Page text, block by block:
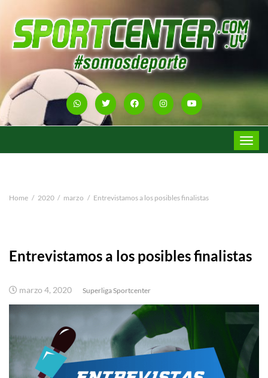
Toggle
Home 2020 marzo Entrevistamos a los posibles finalistas
Entrevistamos a los posibles finalistas
marzo 4, 2020 Superliga Sportcenter